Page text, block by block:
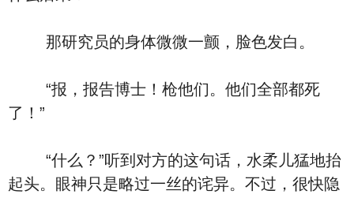
那研究员的身体微微一颤，脸色发白。
“报，报告博士！枪他们。他们全部都死
了！”
“什么？”听到对方的这句话，水柔儿猛地抬
起头。眼神只是略过一丝的诧异。不过，很快隐